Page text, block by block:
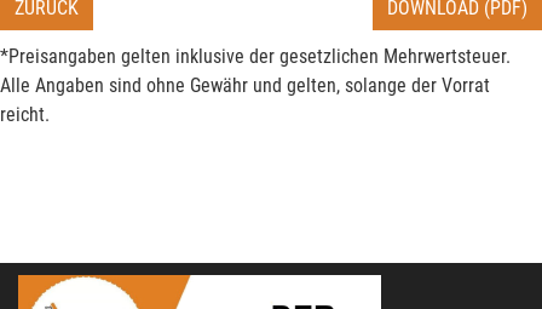
ZURÜCK DOWNLOAD (PDF)
*Preisangaben gelten inklusive der gesetzlichen Mehrwertsteuer.
Alle Angaben sind ohne Gewähr und gelten, solange der Vorrat
reicht.